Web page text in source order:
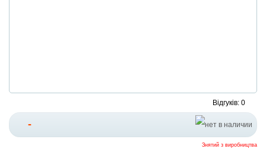
Відгуків: 0
-
Знятий з виробництва